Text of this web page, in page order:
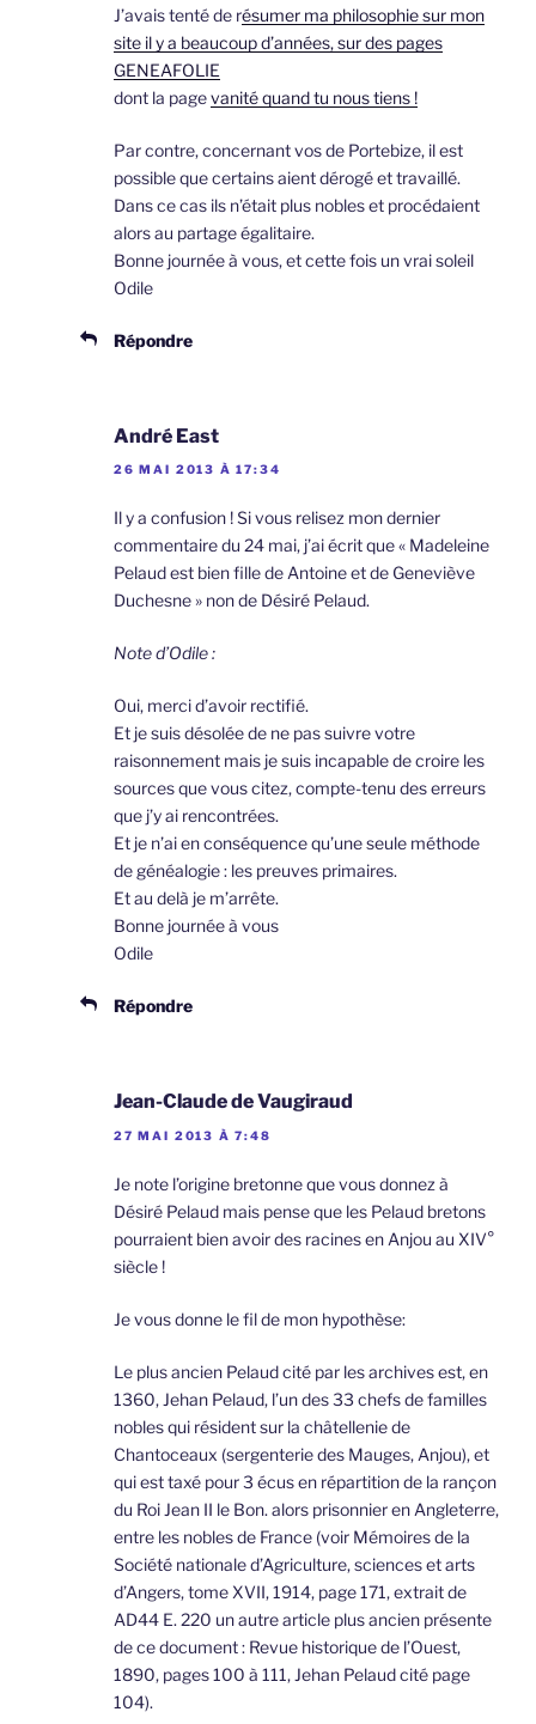
J’avais tenté de résumer ma philosophie sur mon
site il y a beaucoup d’années, sur des pages
GENEAFOLIE
dont la pagevanité quand tu nous tiens !
Par contre, concernant vos de Portebize, il est
possible que certains aient dérogé et travaillé.
Dans ce cas ils n’était plus nobles et procédaient
alors au partage égalitaire.
Bonne journée à vous, et cette fois un vrai soleil
Odile
Répondre
André East
26 MAI 2013 À 17:34
Il y a confusion ! Si vous relisez mon dernier
commentaire du 24 mai, j’ai écrit que « Madeleine
Pelaud est bien fille de Antoine et de Geneviève
Duchesne » non de Désiré Pelaud.
Note d’Odile :
Oui, merci d’avoir rectifié.
Et je suis désolée de ne pas suivre votre
raisonnement mais je suis incapable de croire les
sources que vous citez, compte-tenu des erreurs
que j’y ai rencontrées.
Et je n’ai en conséquence qu’une seule méthode
de généalogie : les preuves primaires.
Et au delà je m’arrête.
Bonne journée à vous
Odile
Répondre
Jean-Claude de Vaugiraud
27 MAI 2013 À 7:48
Je note l’origine bretonne que vous donnez à
Désiré Pelaud mais pense que les Pelaud bretons
pourraient bien avoir des racines en Anjou au XIV°
siècle !
Je vous donne le fil de mon hypothèse:
Le plus ancien Pelaud cité par les archives est, en
1360, Jehan Pelaud, l’un des 33 chefs de familles
nobles qui résident sur la châtellenie de
Chantoceaux (sergenterie des Mauges, Anjou), et
qui est taxé pour 3 écus en répartition de la rançon
du Roi Jean II le Bon. alors prisonnier en Angleterre,
entre les nobles de France (voir Mémoires de la
Société nationale d’Agriculture, sciences et arts
d’Angers, tome XVII, 1914, page 171, extrait de
AD44 E. 220 un autre article plus ancien présente
de ce document : Revue historique de l’Ouest,
1890, pages 100 à 111, Jehan Pelaud cité page
104).